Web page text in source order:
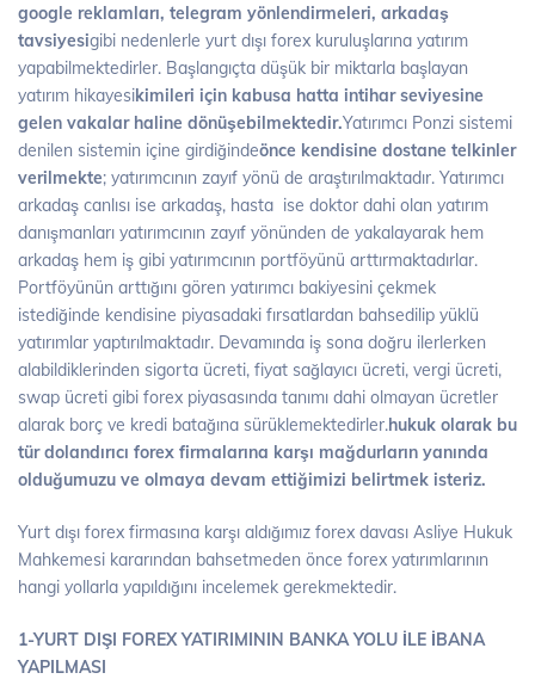
google reklamları, telegram yönlendirmeleri, arkadaş
tavsiyesigibi nedenlerle yurt dışı forex kuruluşlarına yatırım
yapabilmektedirler. Başlangıçta düşük bir miktarla başlayan
yatırım hikayesikimileri için kabusa hatta intihar seviyesine
gelen vakalar haline dönüşebilmektedir.Yatırımcı Ponzi sistemi
denilen sistemin içine girdiğindeönce kendisine dostane telkinler
verilmekte; yatırımcının zayıf yönü de araştırılmaktadır. Yatırımcı
arkadaş canlısı ise arkadaş, hasta ise doktor dahi olan yatırım
danışmanları yatırımcının zayıf yönünden de yakalayarak hem
arkadaş hem iş gibi yatırımcının portföyünü arttırmaktadırlar.
Portföyünün arttığını gören yatırımcı bakiyesini çekmek
istediğinde kendisine piyasadaki fırsatlardan bahsedilip yüklü
yatırımlar yaptırılmaktadır. Devamında iş sona doğru ilerlerken
alabildiklerinden sigorta ücreti, fiyat sağlayıcı ücreti, vergi ücreti,
swap ücreti gibi forex piyasasında tanımı dahi olmayan ücretler
alarak borç ve kredi batağına sürüklemektedirler.hukuk olarak bu
tür dolandırıcı forex firmalarına karşı mağdurların yanında
olduğumuzu ve olmaya devam ettiğimizi belirtmek isteriz.
Yurt dışı forex firmasına karşı aldığımız forex davası Asliye Hukuk
Mahkemesi kararından bahsetmeden önce forex yatırımlarının
hangi yollarla yapıldığını incelemek gerekmektedir.
1-YURT DIŞI FOREX YATIRIMININ BANKA YOLU İLE İBANA
YAPILMASI